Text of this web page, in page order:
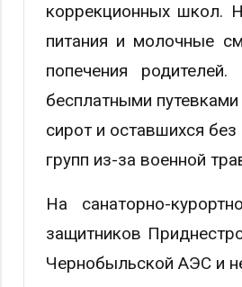
коррекционных школ.
питания и молочные
попечения
бесплатными
сирот и оставшихся
групп из-за военной
На санаторно-
защитников
Чернобыльской АЭС и